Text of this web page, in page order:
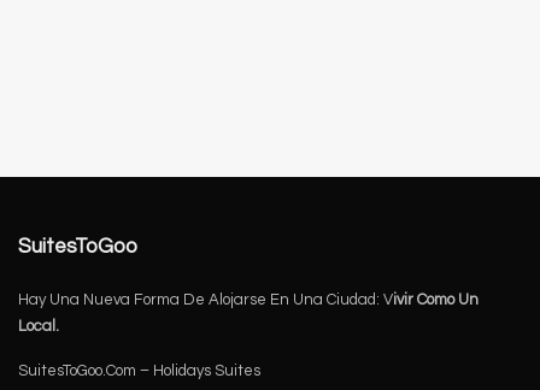
SuitesToGoo
Hay Una Nueva Forma De Alojarse En Una Ciudad: Vivir Como Un
Local.
SuitesToGoo.Com – Holidays Suites